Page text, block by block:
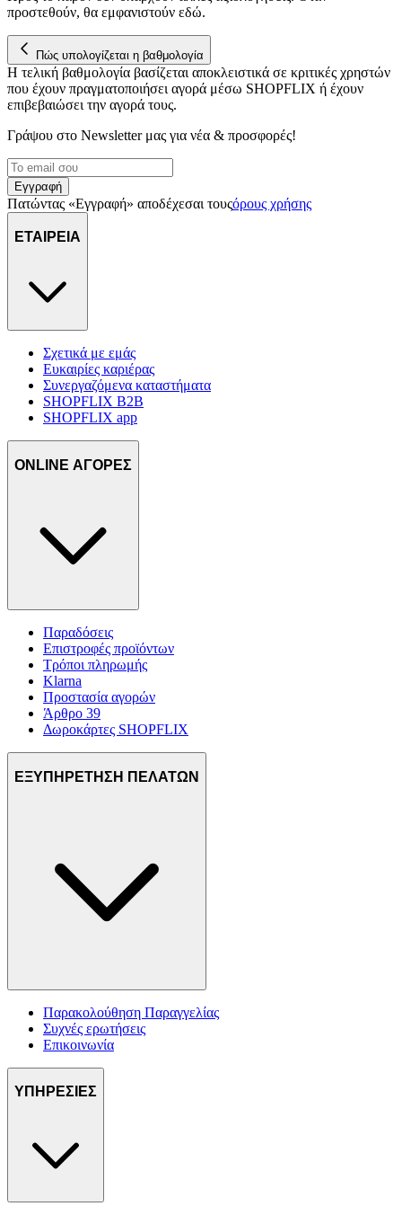
προστεθούν, θα εμφανιστούν εδώ.
Πώς υπολογίζεται η βαθμολογία
Η τελική βαθμολογία βασίζεται αποκλειστικά σε κριτικές χρηστών
που έχουν πραγματοποιήσει αγορά μέσω SHOPFLIX ή έχουν
επιβεβαιώσει την αγορά τους.
Γράψου στο Νewsletter μας για νέα & προσφορές!
Εγγραφή
Πατώντας «Εγγραφή» αποδέχεσαι τουςόρους χρήσης
ΕΤΑΙΡΕΙΑ
Σχετικά με εμάς
Ευκαιρίες καριέρας
Συνεργαζόμενα καταστήματα
SHOPFLIX B2B
SHOPFLIX app
ONLINE ΑΓΟΡΕΣ
Παραδόσεις
Επιστροφές προϊόντων
Τρόποι πληρωμής
Klarna
Προστασία αγορών
Άρθρο 39
Δωροκάρτες SHOPFLIX
ΕΞΥΠΗΡΕΤΗΣΗ ΠΕΛΑΤΩΝ
Παρακολούθηση Παραγγελίας
Συχνές ερωτήσεις
Επικοινωνία
ΥΠΗΡΕΣΙΕΣ